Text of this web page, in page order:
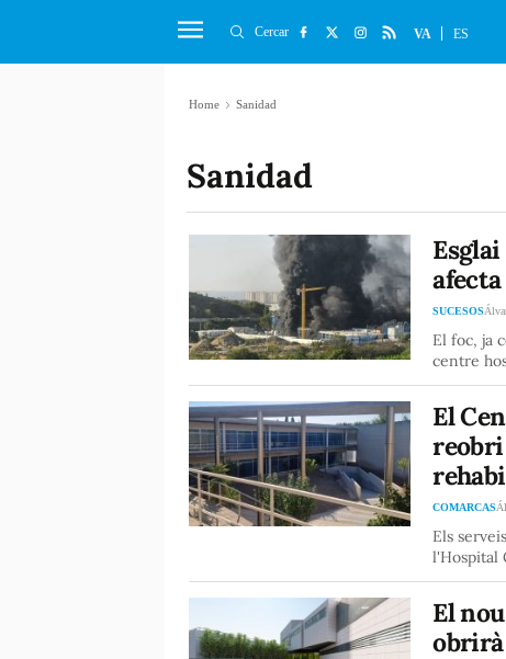
Cercar VA ES
Home Sanidad
Sanidad
SUCESOS
El foc, ja
centre
El
reobri
COMARCAS
Els
l'Hospital
El
obrirà